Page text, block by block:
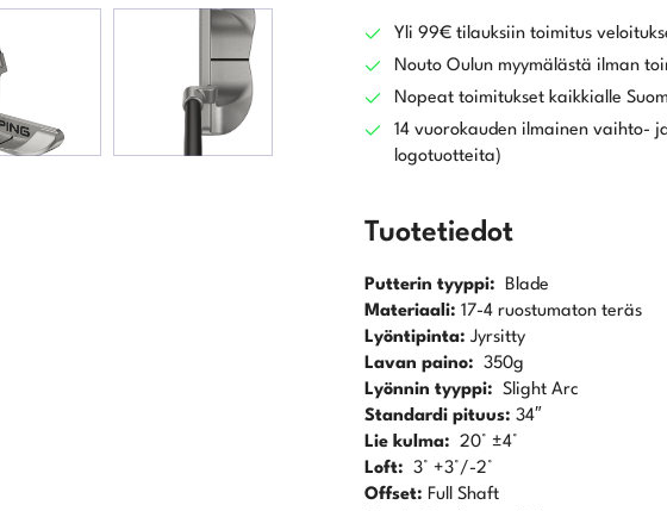
Yli 99€ tilauksiin toimitus
Nouto Oulun myymälästä ilman
Nopeat toimitukset kaikkialle
14 vuorokauden ilmainen vaihto-
logotuotteita)
Tuotetiedot
Putterin tyyppi: Blade
Materiaali: 17-4 ruostumaton teräs
Lyöntipinta: Jyrsitty
Lavan paino: 350g
Lyönnin tyyppi: Slight Arc
Standardi pituus: 34″
Lie kulma: 20° ±4°
Loft: 3° +3°/-2°
Offset: Full Shaft